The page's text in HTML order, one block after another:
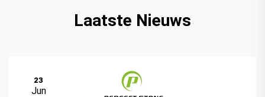
Laatste Nieuws
23
Jun